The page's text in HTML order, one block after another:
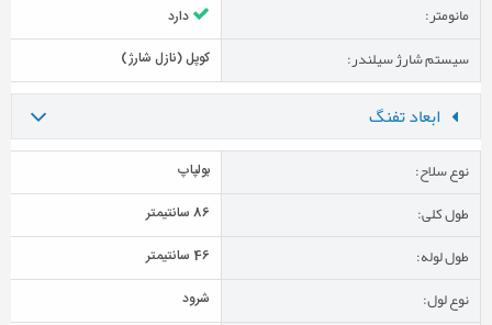
مانومتر: دارد
سیستم شارژ سیلندر: کوپل (نازل شارژ)
ابعاد تفنگ
نوع سلاح: بولپاپ
طول کلی: 86 سانتیمتر
طول لوله: 46 سانتیمتر
نوع لول: شرود